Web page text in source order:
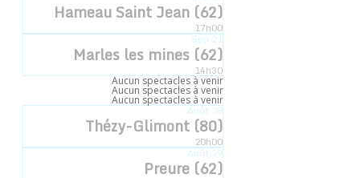
Hameau Saint Jean (62)
17h00
Sep21
Marles les mines (62)
14h30
Aucun spectacles à venir
Aucun spectacles à venir
Aucun spectacles à venir
Août28
Thézy-Glimont (80)
20h00
Août29
Preure (62)
« Tous les Évènements
18h30